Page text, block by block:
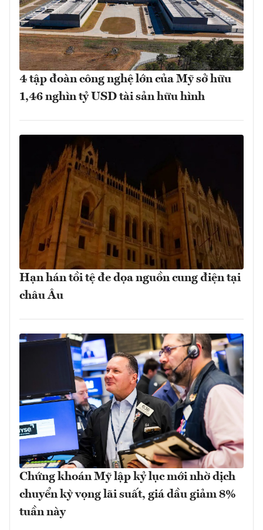
4 tập đoàn công nghệ lớn của Mỹ sở hữu
1,46 nghìn tỷ USD tài sản hữu hình
Hạn hán tồi tệ đe dọa nguồn cung điện tại
châu Âu
Chứng khoán Mỹ lập kỷ lục mới nhờ dịch
chuyển kỳ vọng lãi suất, giá dầu giảm 8%
tuần này